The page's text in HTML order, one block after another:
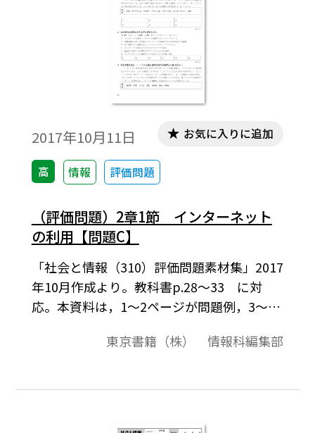
2017年10月11日
高 情報 評価問題
お気に入りに追加
（評価問題）2章1節 インターネット
の利用【問題C】
「社会と情報（310）評価問題素材集」2017
年10月作成より。教科書p.28～33 に対
応。本資料は，1～2ページが問題例，3～4
評価問題の素材として，編集加工してご利
東京書籍（株） 情報科編集部